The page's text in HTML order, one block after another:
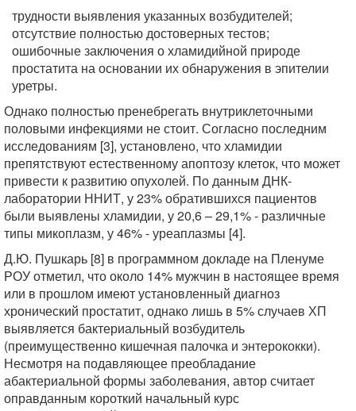
трудности выявления указанных возбудителей;
отсутствие полностью достоверных тестов;
ошибочные заключения о хламидийной природе
простатита на основании их обнаружения в эпителии
уретры.
Однако полностью пренебрегать внутриклеточными
половыми инфекциями не стоит. Согласно последним
исследованиям [3], установлено, что хламидии
препятствуют естественному апоптозу клеток, что может
привести к развитию опухолей. По данным ДНК-
лаборатории ННИТ, у 23% обратившихся пациентов
были выявлены хламидии, у 20,6 – 29,1% - различные
типы микоплазм, у 46% - уреаплазмы [4].
Д.Ю. Пушкарь [8] в программном докладе на Пленуме
РОУ отметил, что около 14% мужчин в настоящее время
или в прошлом имеют установленный диагноз
хронический простатит, однако лишь в 5% случаев ХП
выявляется бактериальный возбудитель
(преимущественно кишечная палочка и энтерококки).
Несмотря на подавляющее преобладание
абактериальной формы заболевания, автор считает
оправданным короткий начальный курс